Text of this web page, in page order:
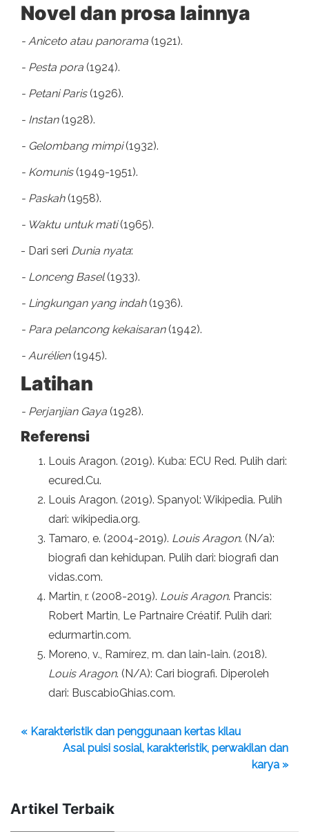
Novel dan prosa lainnya
- Aniceto atau panorama (1921).
- Pesta pora (1924).
- Petani Paris (1926).
- Instan (1928).
- Gelombang mimpi(1932).
- Komunis (1949-1951).
- Paskah (1958).
- Waktu untuk mati(1965).
- Dari seri Dunia nyata:
- Lonceng Basel(1933).
- Lingkungan yang indah (1936).
- Para pelancong kekaisaran (1942).
- Aurélien (1945).
Latihan
- Perjanjian Gaya (1928).
Referensi
Louis Aragon. (2019). Kuba: ECU Red. Pulih dari:
ecured.Cu.
Louis Aragon. (2019). Spanyol: Wikipedia. Pulih
dari: wikipedia.org.
Tamaro, e. (2004-2019). Louis Aragon. (N/a):
biografi dan kehidupan. Pulih dari: biografi dan
vidas.com.
Martin, r. (2008-2019). Louis Aragon. Prancis:
Robert Martin, Le Partnaire Créatif. Pulih dari:
edurmartin.com.
Moreno, v., Ramírez, m. dan lain-lain. (2018).
Louis Aragon. (N/A): Cari biografi. Diperoleh
dari: BuscabioGhias.com.
« Karakteristik dan penggunaan kertas kilau
Asal puisi sosial, karakteristik, perwakilan dan
karya »
Artikel Terbaik